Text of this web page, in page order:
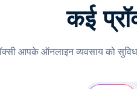
कई
आपके ऑनलाइन व्यवसाय को